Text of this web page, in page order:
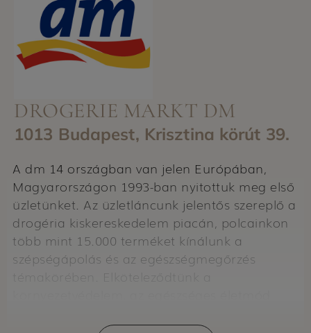
DROGERIE MARKT DM
1013 Budapest, Krisztina körút 39.
A dm 14 országban van jelen Európában,
Magyarországon 1993-ban nyitottuk meg első
üzletünket. Az üzletláncunk jelentős szereplő a
drogéria kiskereskedelem piacán, polcainkon
több mint 15.000 terméket kínálunk a
szépségápolás és az egészségmegőrzés
témakörében. Elköteleződtünk a